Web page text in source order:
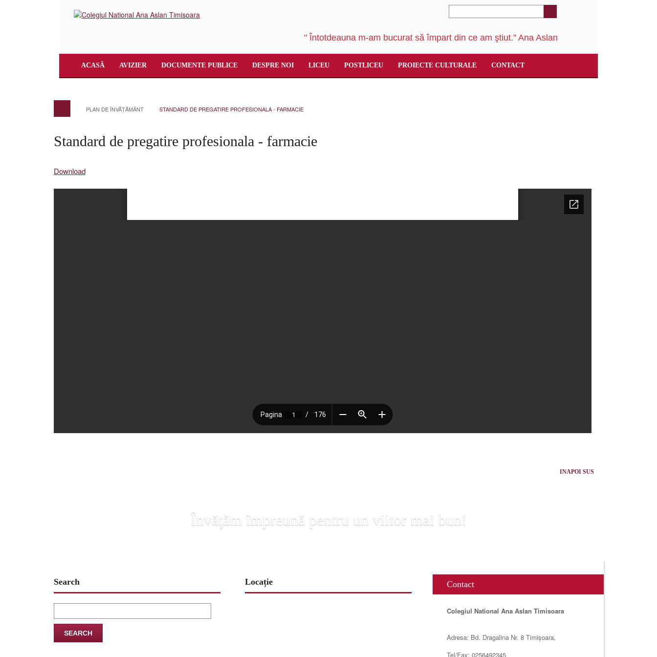
" Întotdeauna m-am bucurat să împart din ce am ştiut." Ana Aslan
ACASĂ AVIZIER DOCUMENTE PUBLICE DESPRE NOI LICEU POSTLICEU PROIECTE CULTURALE CONTACT
PLAN DE ÎNVĂȚĂMÂNT STANDARD DE PREGATIRE PROFESIONALA - FARMACIE
Standard de pregatire profesionala - farmacie
Download
INAPOI SUS
Învăţăm împreună pentru un viitor mai bun!
Search
for:
Locație Contact
Colegiul National Ana Aslan Timisoara
Adresa: Bd. Dragalina Nr. 8 Timișoara,
Tel/Fax: 0256492345